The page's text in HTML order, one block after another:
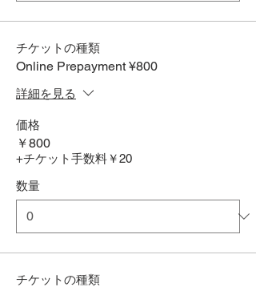
チケットの種類
Online Prepayment ¥800
詳細を見る
価格
￥800
+チケット手数料￥20
数量
チケットの種類